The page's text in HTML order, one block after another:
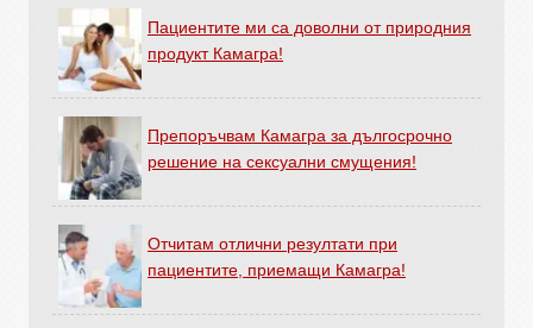
Пациентите ми са доволни от природния
продукт Камагра!
Препоръчвам Камагра за дългосрочно
решение на сексуални смущения!
Отчитам отлични резултати при
пациентите, приемащи Камагра!